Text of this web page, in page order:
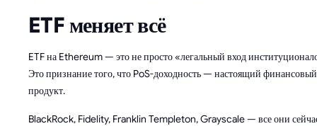
ETF меняет всё
ETF на Ethereum — это не просто «легальный вход
Это признание того, что PoS-доходность — настоящий финансовый
продукт.
BlackRock, Fidelity, Franklin Templeton, Grayscale — все они